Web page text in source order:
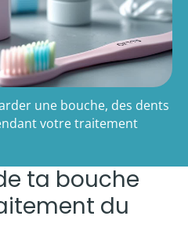
une bouche, des dents
votre traitement
ta bouche
du